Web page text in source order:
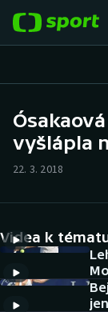
Hokej
Cyklistika
DALŠÍ SPORTY
vyšlápla
22. 3. 2018
Videa k